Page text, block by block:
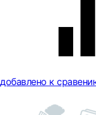
добавлено к